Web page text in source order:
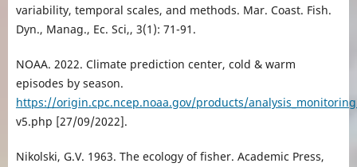
variability, temporal scales, and methods. Mar. Coast. Fish.
Dyn., Manag., Ec. Sci,, 3(1): 71-91.
NOAA. 2022. Climate prediction center, cold & warm
episodes by season.
https://origin.cpc.ncep.noaa.gov/products/
v5.php [27/09/2022].
Nikolski, G.V. 1963. The ecology of fisher. Academic Press,